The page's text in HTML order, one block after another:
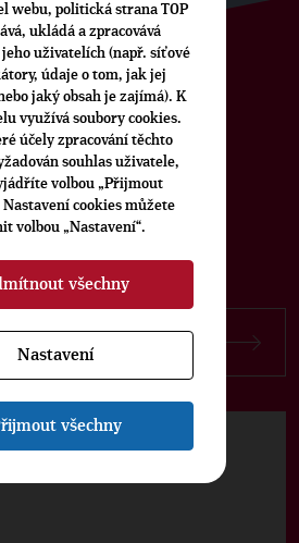
NÁŠ TOPOVÝ
09 Jihočeský kraj
webu, politická strana TOP
ukládá a zpracovává
uživatelích (např. síťové
údaje o tom, jak jej
jaký obsah je zajímá). K
využívá soubory cookies.
účely zpracování těchto
souhlas uživatele,
volbou „Přijmout
Nastavení cookies můžete
volbou „Nastavení“.
všechny
Nastavení
všechny